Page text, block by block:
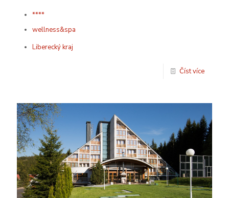
****
wellness&spa
Liberecký kraj
Číst více